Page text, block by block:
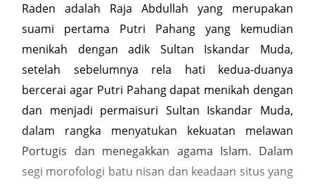
Raden adalah Raja Abdullah yang merupakan
suami pertama Putri Pahang yang kemudian
menikah dengan adik Sultan Iskandar Muda,
setelah sebelumnya rela hati kedua-duanya
bercerai agar Putri Pahang dapat menikah dengan
dan menjadi permaisuri Sultan Iskandar Muda,
dalam rangka menyatukan kekuatan melawan
Portugis dan menegakkan agama Islam. Dalam
segi morofologi batu nisan dan keadaan situs yang